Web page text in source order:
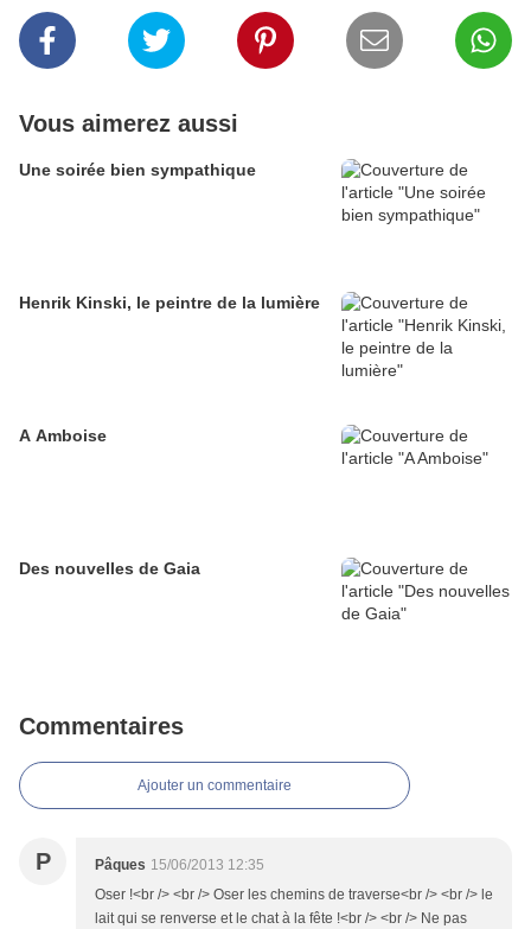
Vous aimerez aussi
Une soirée bien sympathique
Henrik Kinski, le peintre de la lumière
A Amboise
Des nouvelles de Gaia
Commentaires
Ajouter un commentaire
P Pâques 15/06/2013 12:35
Oser !<br /> <br /> Oser les chemins de traverse<br /> <br /> le
lait qui se renverse et le chat à la fête !<br /> <br /> Ne pas